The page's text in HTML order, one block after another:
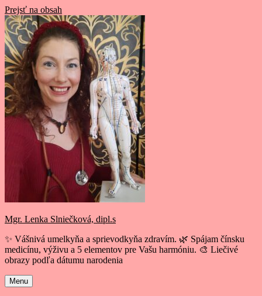
Prejsť na obsah
Mgr. Lenka Slniečková, dipl.s
✨ Vášnivá umelkyňa a sprievodkyňa zdravím. 🌿 Spájam čínsku
medicínu, výživu a 5 elementov pre Vašu harmóniu. 🎨 Liečivé
obrazy podľa dátumu narodenia
Menu